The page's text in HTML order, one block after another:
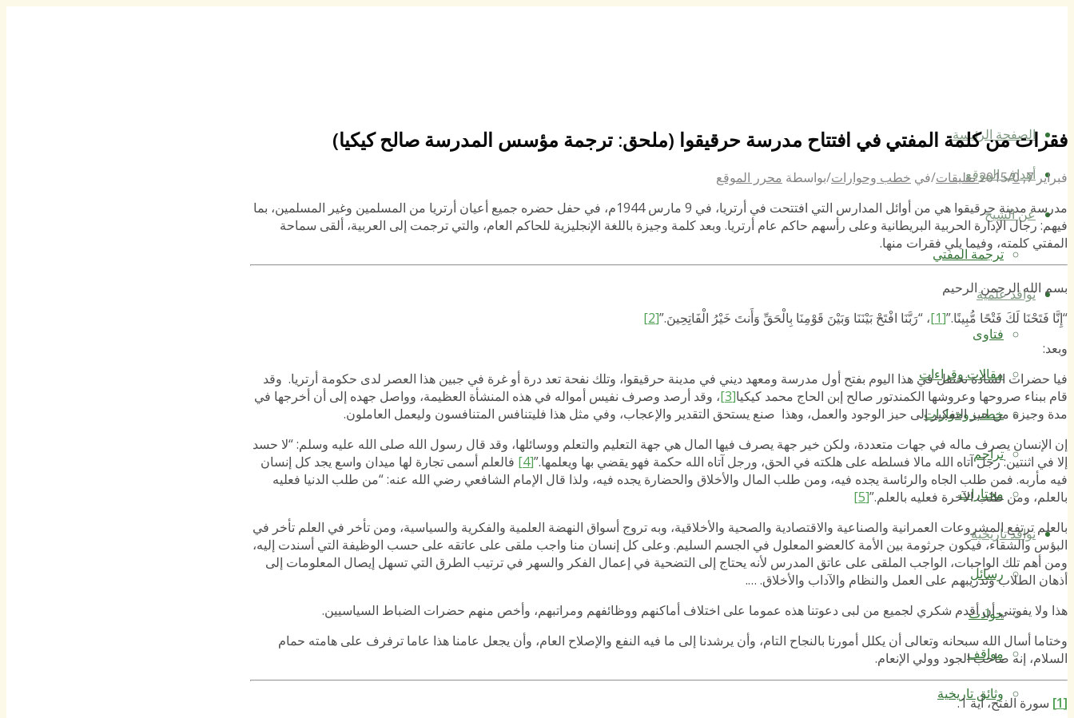
الصفحة الرئيسة
أهداف الموقع
عن الشيخ
ترجمة المفتي
نوافذ علمية
فتاوى
مقالات وقراءات
خطب وحوارات
تراجم
مختارات
نوافذ تاريخية
رسائل
حوادث
مواقف
وثائق تاريخية
فقرات من كلمة المفتي في افتتاح مدرسة حرقيقوا (ملحق: ترجمة مؤسس المدرسة صالح كيكيا)
فبراير 7, 2015 /0 تعليقات /في خطب وحوارات/بواسطة محرر الموقع
مدرسة مدينة حرقيقوا هي من أوائل المدارس التي افتتحت في أرتريا، في 9 مارس 1944م، في حفل حضره جميع أعيان أرتريا من المسلمين وغير المسلمين، بما
فيهم: رجال الإدارة الحربية البريطانية وعلى رأسهم حاكم عام أرتريا. وبعد كلمة وجيزة باللغة الإنجليزية للحاكم العام، والتي ترجمت إلى العربية، ألقى سماحة
المفتي كلمته، وفيما يلي فقرات منها.
بسم الله الرحمن الرحيم
“إِنَّا فَتَحْنَا لَكَ فَتْحًا مُّبِينًا.”[1] ، “رَبَّنَا افْتَحْ بَيْنَنَا وَبَيْنَ قَوْمِنَا بِالْحَقِّ وَأَنتَ خَيْرُ الْفَاتِحِينَ.”[2]
وبعد:
فيا حضرات السادة نحتفل في هذا اليوم بفتح أول مدرسة ومعهد ديني في مدينة حرقيقوا، وتلك نفحة تعد درة أو غرة في جبين هذا العصر لدى حكومة أرتريا. وقد
قام ببناء صروحها وعروشها الكمندتور صالح إبن الحاج محمد كيكيا[3]
، وقد أرصد وصرف نفيس أمواله في هذه المنشأة العظيمة، وواصل جهده إلى أن أخرجها في
مدة وجيزة من حيز التفكير إلى حيز الوجود والعمل، وهذا صنع يستحق التقدير والإعجاب، وفي مثل هذا فليتنافس المتنافسون وليعمل العاملون.
إن الإنسان يصرف ماله في جهات متعددة، ولكن خير جهة يصرف فيها المال هي جهة التعليم والتعلم ووسائلها، وقد قال رسول الله صلى الله عليه وسلم: “لا حسد
إلا في اثنتين: رجل آتاه الله مالا فسلطه على هلكته في الحق، ورجل آتاه الله حكمة فهو يقضي بها ويعلمها.”[4]
فالعلم أسمى تجارة لها ميدان واسع يجد كل إنسان
فيه مأربه. فمن طلب الجاه والرئاسة يجده فيه، ومن طلب المال والأخلاق والحضارة يجده فيه، ولذا قال الإمام الشافعي رضي الله عنه: “من طلب الدنيا فعليه
بالعلم، ومن طلب الآخرة فعليه بالعلم.”[5]
بالعلم ترتفع المشروعات العمرانية والصناعية والاقتصادية والصحية والأخلاقية، وبه تروج أسواق النهضة العلمية والفكرية والسياسية، ومن تأخر في العلم تأخر في
البؤس والشقاء، فيكون جرثومة بين الأمة كالعضو المعلول في الجسم السليم. وعلى كل إنسان منا واجب ملقى على عاتقه على حسب الوظيفة التي أسندت إليه،
ومن أهم تلك الواجبات، الواجب الملقى على عاتق المدرس لأنه يحتاج إلى التضحية في إعمال الفكر والسهر في ترتيب الطرق التي تسهل إيصال المعلومات إلى
أذهان الطلاب وتدريبهم على العمل والنظام والآداب والأخلاق. ….
هذا ولا يفوتني أن أقدم شكري لجميع من لبى دعوتنا هذه عموما على اختلاف أماكنهم ووظائفهم ومراتبهم، وأخص منهم حضرات الضباط السياسيين.
وختاما أسال الله سبحانه وتعالى أن يكلل أمورنا بالنجاح التام، وأن يرشدنا إلى ما فيه النفع والإصلاح العام، وأن يجعل عامنا هذا عاما ترفرف على هامته حمام
السلام، إنه صاحب الجود وولي الإنعام.
[1]
سورة الفتح، آية 1.